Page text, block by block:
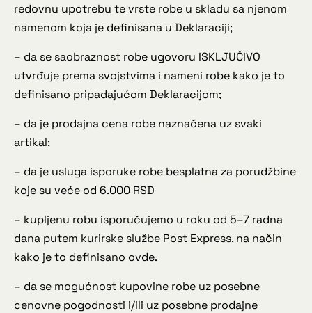
redovnu upotrebu te vrste robe u skladu sa njenom
namenom koja je definisana u Deklaraciji;
– da se saobraznost robe ugovoru ISKLJUČIVO
utvrđuje prema svojstvima i nameni robe kako je to
definisano pripadajućom Deklaracijom;
– da je prodajna cena robe naznačena uz svaki
artikal;
– da je usluga isporuke robe besplatna za porudžbine
koje su veće od 6.000 RSD
– kupljenu robu isporučujemo u roku od 5–7 radna
dana putem kurirske službe Post Express, na način
kako je to definisano ovde.
– da se mogućnost kupovine robe uz posebne
cenovne pogodnosti i/ili uz posebne prodajne